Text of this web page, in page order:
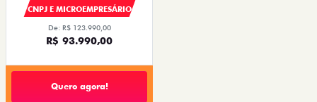
CNPJ E MICROEMPRESÁRIO
De: R$ 123.990,00
R$ 93.990,00
Quero agora!